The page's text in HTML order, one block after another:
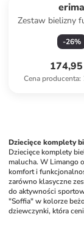
erima
Zestaw bielizny
kolorze
-26%
174,95
Cena producenta:
Dziecięce komplety
Dziecięce komplety
malucha. W Limango
komfort i
zarówno klasyczne
do aktywności
"Soffia" w kolorze
dziewczynki, która